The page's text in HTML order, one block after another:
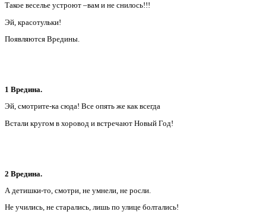
Такое веселье устроют –вам и не снилось!!!
Эй, красотульки!
Появляются Вредины.
1 Вредина.
Эй, смотрите-ка сюда! Все опять же как всегда
Встали кругом в хоровод и встречают Новый Год!
2 Вредина.
А детишки-то, смотри, не умнели, не росли.
Не учились, не старались, лишь по улице болтались!